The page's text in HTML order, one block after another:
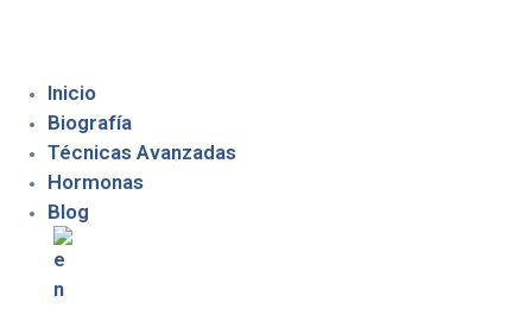
Inicio
Biografía
Técnicas Avanzadas
Hormonas
Blog